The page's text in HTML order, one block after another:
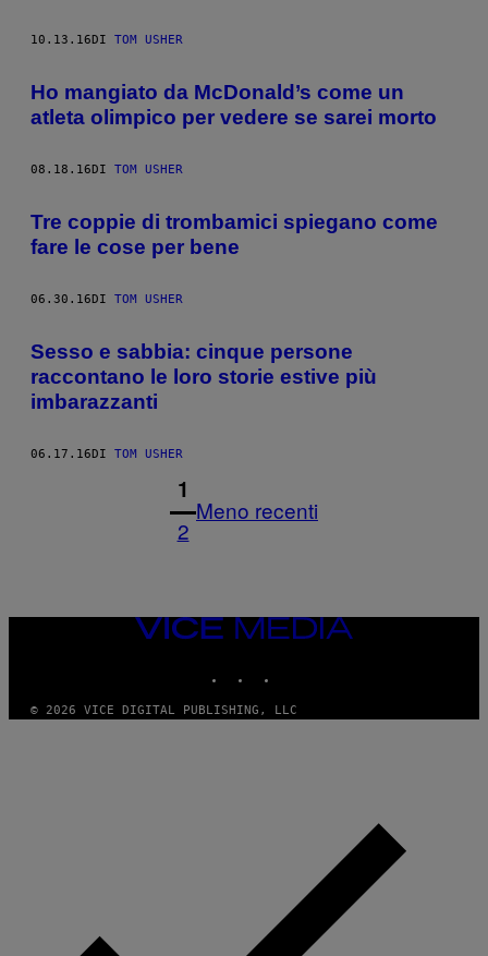
10.13.16DI TOM USHER
Ho mangiato da McDonald’s come un
atleta olimpico per vedere se sarei morto
08.18.16DI TOM USHER
Tre coppie di trombamici spiegano come
fare le cose per bene
06.30.16DI TOM USHER
Sesso e sabbia: cinque persone
raccontano le loro storie estive più
imbarazzanti
06.17.16DI TOM USHER
1
2
Meno recenti
VICE
MEDIA
© 2026 VICE DIGITAL PUBLISHING, LLC